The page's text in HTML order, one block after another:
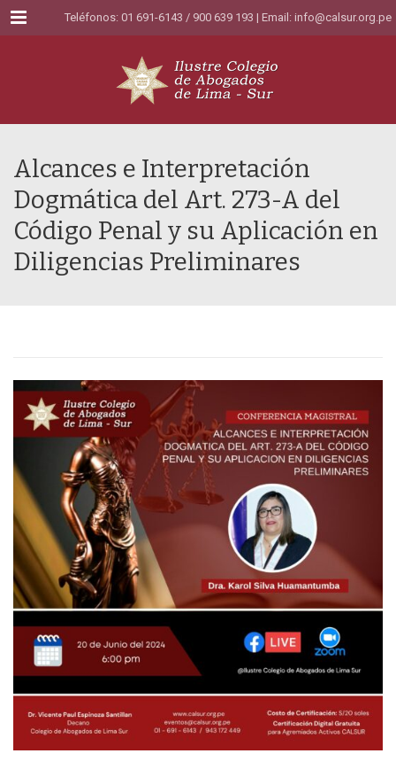
Menu Teléfonos: 01 691-6143 / 900 639 193 | Email: info@calsur.org.pe
Alcances e Interpretación
Dogmática del Art. 273-A del
Código Penal y su Aplicación en
Diligencias Preliminares